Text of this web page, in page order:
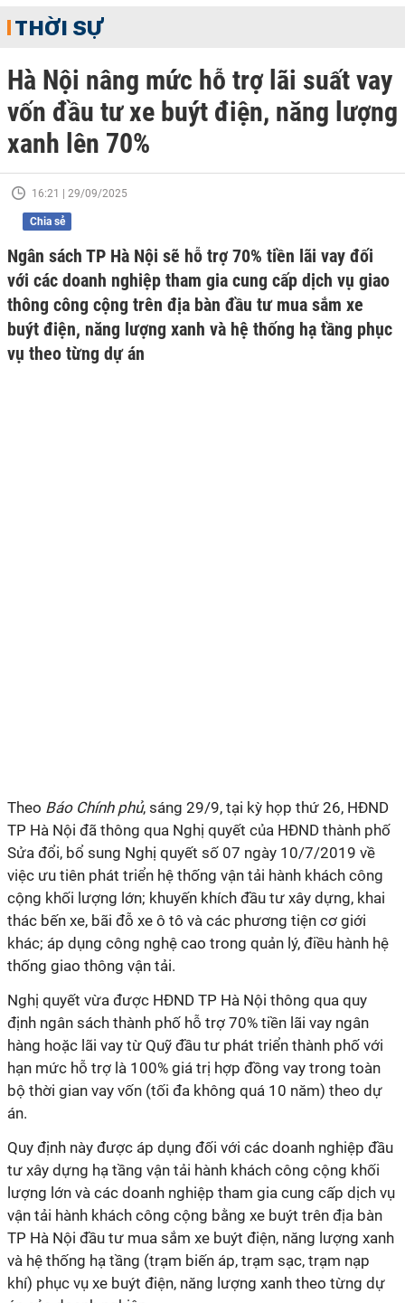
THỜI SỰ
Hà Nội nâng mức hỗ trợ lãi suất vay
vốn đầu tư xe buýt điện, năng lượng
xanh lên 70%
16:21 | 29/09/2025
Chia sẻ
Ngân sách TP Hà Nội sẽ hỗ trợ 70% tiền lãi vay đối
với các doanh nghiệp tham gia cung cấp dịch vụ giao
thông công cộng trên địa bàn đầu tư mua sắm xe
buýt điện, năng lượng xanh và hệ thống hạ tầng phục
vụ theo từng dự án
Theo Báo Chính phủ, sáng 29/9, tại kỳ họp thứ 26, HĐND
TP Hà Nội đã thông qua Nghị quyết của HĐND thành phố
Sửa đổi, bổ sung Nghị quyết số 07 ngày 10/7/2019 về
việc ưu tiên phát triển hệ thống vận tải hành khách công
cộng khối lượng lớn; khuyến khích đầu tư xây dựng, khai
thác bến xe, bãi đỗ xe ô tô và các phương tiện cơ giới
khác; áp dụng công nghệ cao trong quản lý, điều hành hệ
thống giao thông vận tải.
Nghị quyết vừa được HĐND TP Hà Nội thông qua quy
định ngân sách thành phố hỗ trợ 70% tiền lãi vay ngân
hàng hoặc lãi vay từ Quỹ đầu tư phát triển thành phố với
hạn mức hỗ trợ là 100% giá trị hợp đồng vay trong toàn
bộ thời gian vay vốn (tối đa không quá 10 năm) theo dự
án.
Quy định này được áp dụng đối với các doanh nghiệp đầu
tư xây dựng hạ tầng vận tải hành khách công cộng khối
lượng lớn và các doanh nghiệp tham gia cung cấp dịch vụ
vận tải hành khách công cộng bằng xe buýt trên địa bàn
TP Hà Nội đầu tư mua sắm xe buýt điện, năng lượng xanh
và hệ thống hạ tầng (trạm biến áp, trạm sạc, trạm nạp
khí) phục vụ xe buýt điện, năng lượng xanh theo từng dự